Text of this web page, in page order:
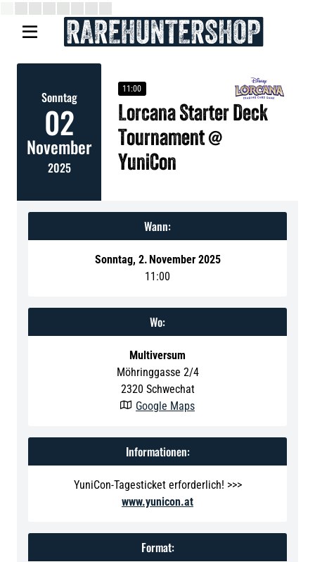

Sonntag
02
November
2025
11:00
Lorcana Starter Deck
Tournament @
YuniCon
Wann:
Sonntag, 2. November 2025
11:00
Wo:
Multiversum
Möhringgasse 2/4
2320 Schwechat
 Google Maps
Informationen:
YuniCon-Tagesticket erforderlich! >>>
www.yunicon.at
Format: